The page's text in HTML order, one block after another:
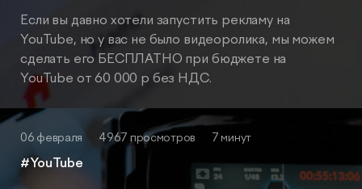
Если вы давно хотели запустить рекламу на
YouTube, но у вас не было видеоролика, мы можем
сделать его БЕСПЛАТНО при бюджете на
YouTube от 60 000 р без НДС.
06 февраля 4967 просмотров 7 минут
#YouTube